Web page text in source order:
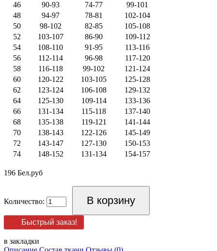
46
90-93 74-77
99-101
48
94-97 78-81
102-104
50
98-102 82-85
105-108
52
103-107 86-90
109-112
54
108-110 91-95
113-116
56
112-114 96-98
117-120
58
116-118 99-102
121-124
60
120-122 103-105
125-128
62
123-124 106-108
129-132
64
125-130 109-114
133-136
66
131-134 115-118
137-140
68
135-138 119-121
141-144
70
138-143 122-126
145-149
72
143-147 127-130
150-153
74
148-152 131-134 154-157
196 Бел.руб
Количество:
Быстрый заказ!
в закладки